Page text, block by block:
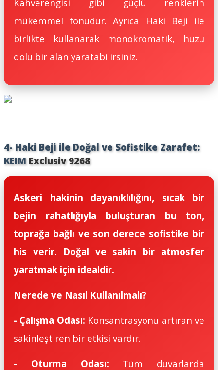
Kahverengisi gibi güçlü renklerin
mükemmel fonudur. Ayrıca Haki Beji ile
birlikte kullanarak monokromatik, huzu
dolu bir alan yaratabilirsiniz.
4- Haki Beji ile Doğal ve Sofistike Zarafet:
KEIMExclusiv 9268
Askeri hakinin dayanıklılığını, sıcak bir
bejin rahatlığıyla buluşturan bu ton,
toprağa bağlı ve son derece sofistike bir
his verir. Doğal ve sakin bir atmosfer
yaratmak için idealdir.
Nerede ve Nasıl Kullanılmalı?
- Çalışma Odası: Konsantrasyonu artıran ve
sakinleştiren bir etkisi vardır.
- Oturma Odası: Tüm duvarlarda